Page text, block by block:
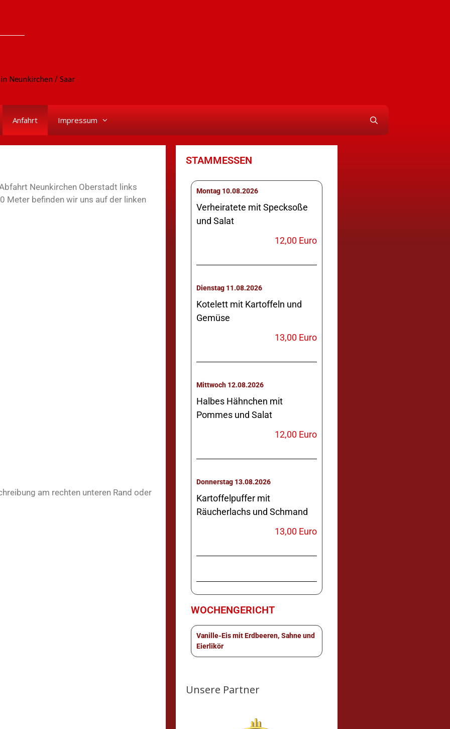
Neunkirchen / Saar
Anfahrt Impressum
Neunkirchen Oberstadt links
Meter befinden wir uns auf der linken
am rechten unteren Rand oder
STAMMESSEN
Montag 10.08.2026
Verheiratete mit Specksoße
und Salat
12,00 Euro
Dienstag 11.08.2026
Kotelett mit Kartoffeln und
Gemüse
13,00 Euro
Mittwoch 12.08.2026
Halbes Hähnchen mit
Pommes und Salat
12,00 Euro
Donnerstag 13.08.2026
Kartoffelpuffer mit
Räucherlachs und Schmand
13,00 Euro
WOCHENGERICHT
Vanille-Eis mit Erdbeeren, Sahne und
Eierlikör
Unsere Partner